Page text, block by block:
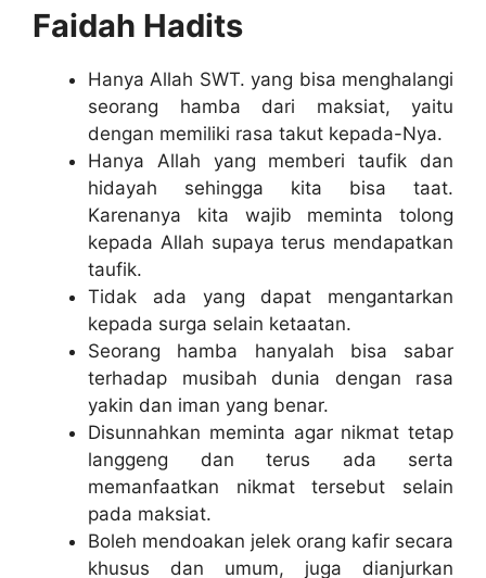
Faidah Hadits
Hanya Allah SWT. yang bisa menghalangi
seorang hamba dari maksiat, yaitu
dengan memiliki rasa takut kepada-Nya.
Hanya Allah yang memberi taufik dan
hidayah sehingga kita bisa taat.
Karenanya kita wajib meminta tolong
kepada Allah supaya terus mendapatkan
taufik.
Tidak ada yang dapat mengantarkan
kepada surga selain ketaatan.
Seorang hamba hanyalah bisa sabar
terhadap musibah dunia dengan rasa
yakin dan iman yang benar.
Disunnahkan meminta agar nikmat tetap
langgeng dan terus ada serta
memanfaatkan nikmat tersebut selain
pada maksiat.
Boleh mendoakan jelek orang kafir secara
khusus dan umum, juga dianjurkan